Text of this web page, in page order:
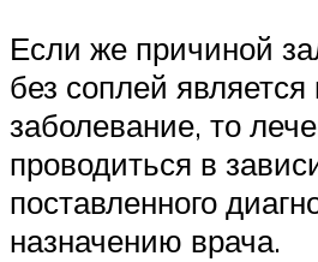
Если же причиной
без соплей
заболевание, то
проводиться в
поставленного
назначению врача.